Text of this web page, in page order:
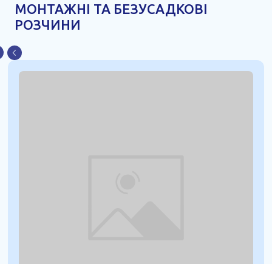
МОНТАЖНІ ТА БЕЗУСАДКОВІ
РОЗЧИНИ